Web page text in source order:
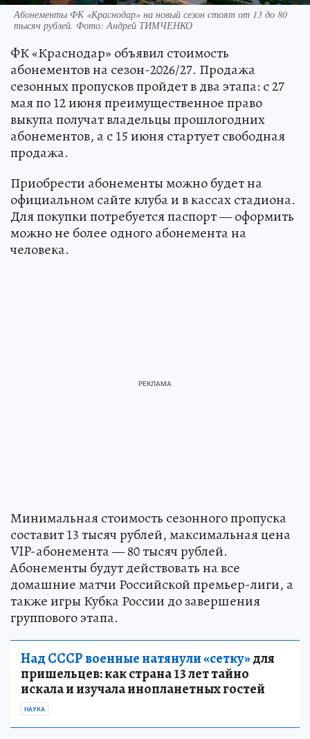
Абонементы ФК «Краснодар» на новый сезон стоят от 13 до 80
тысяч рублей. Фото: Андрей ТИМЧЕНКО
ФК «Краснодар» объявил стоимость
абонементов на сезон-2026/27. Продажа
сезонных пропусков пройдет в два этапа: с 27
мая по 12 июня преимущественное право
выкупа получат владельцы прошлогодних
абонементов, а с 15 июня стартует свободная
продажа.
Приобрести абонементы можно будет на
официальном сайте клуба и в кассах стадиона.
Для покупки потребуется паспорт — оформить
можно не более одного абонемента на
человека.
Минимальная стоимость сезонного пропуска
составит 13 тысяч рублей, максимальная цена
VIP-абонемента — 80 тысяч рублей.
Абонементы будут действовать на все
домашние матчи Российской премьер-лиги, а
также игры Кубка России до завершения
группового этапа.
Над СССР военные натянули «сетку»для
пришельцев: как страна 13 лет тайно
искала и изучала инопланетных гостей
НАУКА